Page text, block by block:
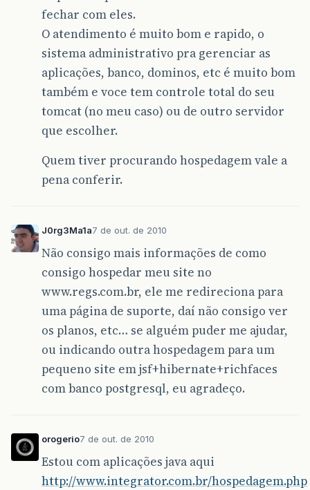
fechar com eles.
O atendimento é muito bom e rapido, o
sistema administrativo pra gerenciar as
aplicações, banco, dominos, etc é muito bom
também e voce tem controle total do seu
tomcat (no meu caso) ou de outro servidor
que escolher.
Quem tiver procurando hospedagem vale a
pena conferir.
J0rg3Ma1a7 de out. de 2010
Não consigo mais informações de como
consigo hospedar meu site no
www.regs.com.br, ele me redireciona para
uma página de suporte, daí não consigo ver
os planos, etc… se alguém puder me ajudar,
ou indicando outra hospedagem para um
pequeno site em jsf+hibernate+richfaces
com banco postgresql, eu agradeço.
orogerio7 de out. de 2010
Estou com aplicações java aqui
http://www.integrator.com.br/hospedagem.php